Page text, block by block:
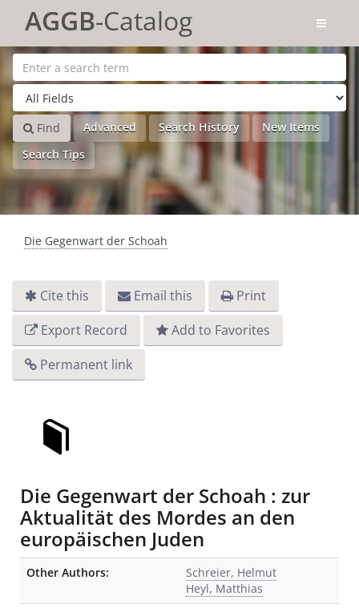
AGGB-Catalog
Find Advanced Search History
New Items
Search Tips
Die Gegenwart der Schoah
Cite this Email this
Print
Export Record
Add to Favorites
Permanent link
Die Gegenwart der Schoah : zur
Aktualität des Mordes an den
europäischen Juden
Bibliographic Details
Other Authors:
Schreier, Helmut
Heyl, Matthias